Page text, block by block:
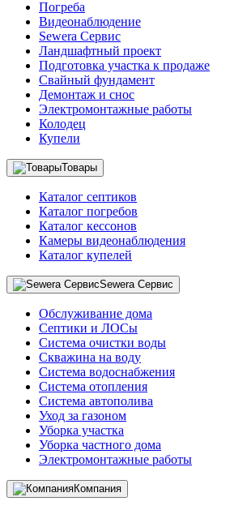
Погреба
Видеонаблюдение
Sewera Сервис
Ландшафтный проект
Подготовка участка к продаже
Свайный фундамент
Демонтаж и снос
Электромонтажные работы
Колодец
Купели
Товары
Каталог септиков
Каталог погребов
Каталог кессонов
Камеры видеонаблюдения
Каталог купелей
Sewera Сервис
Обслуживание дома
Септики и ЛОСы
Система очистки воды
Скважина на воду
Система водоснабжения
Система отопления
Система автополива
Уход за газоном
Уборка участка
Уборка частного дома
Электромонтажные работы
Компания